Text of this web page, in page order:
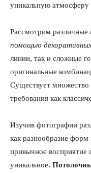
уникальную атмосферу
Рассмотрим различные
помощью
линии, так и сложные
оригинальные
Существует множество
требования как
Изучив фотографии
как разнообразие
привычное восприятие
уникальное.